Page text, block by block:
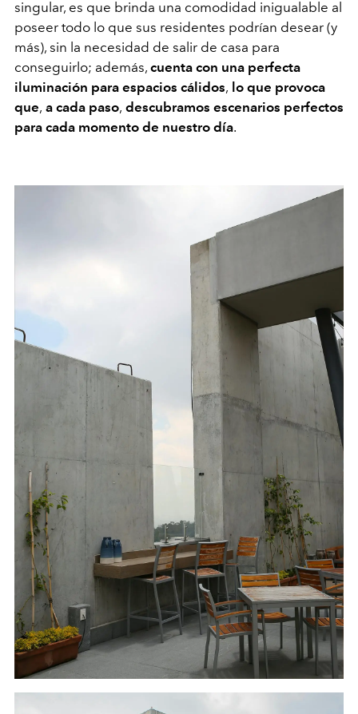
singular, es que brinda una comodidad inigualable al
poseer todo lo que sus residentes podrían desear (y
más), sin la necesidad de salir de casa para
conseguirlo; además, cuenta con una perfecta
iluminación para espacios cálidos, lo que provoca
que, a cada paso, descubramos escenarios perfectos
para cada momento de nuestro día.